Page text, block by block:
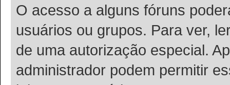
O acesso a alguns fóruns
usuários ou grupos. Para ver,
de uma autorização especial.
administrador podem permitir